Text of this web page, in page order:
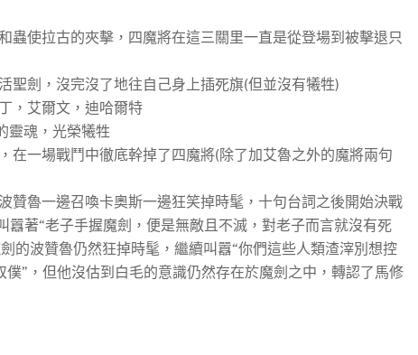
使拉古的夾擊，四魔將在這三關里一直是從登場到被擊退只
聖劍，沒完沒了地往自己身上插死旗(但並沒有犧牲)
，艾爾文，迪哈爾特
靈魂，光榮犧牲
一場戰鬥中徹底幹掉了四魔將(除了加艾魯之外的魔將兩句
贊魯一邊召喚卡奧斯一邊狂笑掉時髦，十句台詞之後開始決戰
著“老子手握魔劍，便是無敵且不滅，對老子而言就沒有死
的波贊魯仍然狂掉時髦，繼續叫囂“你們這些人類渣滓別想控
”，但他沒估到白毛的意識仍然存在於魔劍之中，轉認了馬修